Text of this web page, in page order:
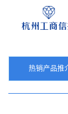
热销产品推